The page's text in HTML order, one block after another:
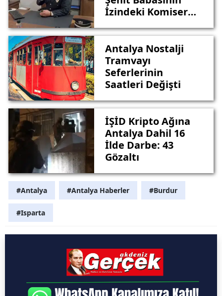
İzindeki Komiser
Antalya Nostalji
Tramvayı
Seferlerinin
Saatleri Değişti
İŞİD Kripto Ağına
Antalya Dahil 16
İlde Darbe: 43
Gözaltı
#Antalya #Antalya Haberler #Burdur
#Isparta